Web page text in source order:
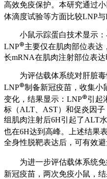
高效免疫保护。本研究通过
体滴度试验等方面比较LNP
小鼠示踪蛋白技术显示
LNP⊕主要仅在肌肉部位表达
长mRNA在肌肉注射部位表达
为评估载体系统对肝脏
LNP⊕制备新冠疫苗，收集小
变化，结果显示：LNP⊕引起
标（ALT、AST）和促炎因
组肌肉注射后6H引起了ALT
也在6H达到高峰。上述结果
全身性脱靶表达后，可有效
为进一步评估载体系统
新冠疫苗，两次免疫小鼠，